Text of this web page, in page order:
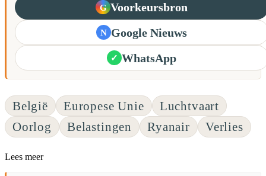
G Voorkeursbron
N Google Nieuws
✓ WhatsApp
België Europese Unie
Luchtvaart
Oorlog
Belastingen Ryanair Verlies
Lees meer